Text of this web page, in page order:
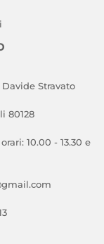
Stravato
80128
10.00 - 13.30 e